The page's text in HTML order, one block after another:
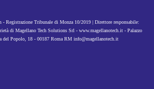
Registrazione Tribunale di Monza 10/2019 | Direttore responsabile:
di Magellano Tech Solutions Srl - www.magellanotech.it - Palazzo
del Popolo, 18 - 00187 Roma RM info@magellanotech.it